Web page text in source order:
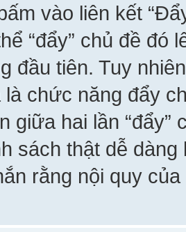
vào liên kết
“đẩy” chủ đề đó
đầu tiên. Tuy
chức năng đẩy
giữa hai lần “đẩy”
sách thật dễ
rằng nội quy